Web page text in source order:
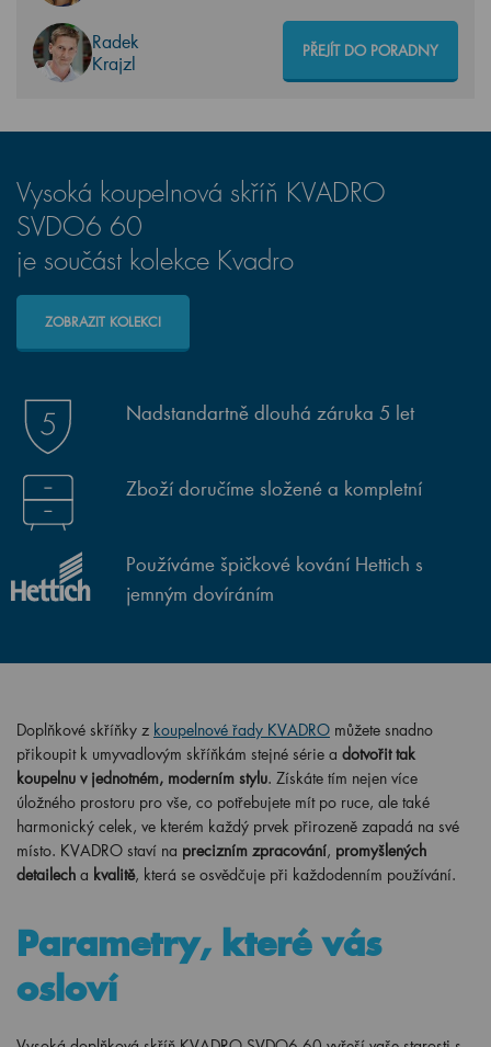
Radek
Krajzl
PŘEJÍT DO PORADNY
Vysoká koupelnová skříň KVADRO
SVDO6 60
je součást kolekce Kvadro
ZOBRAZIT KOLEKCI
Nadstandartně dlouhá záruka 5 let
Zboží doručíme složené a kompletní
Používáme špičkové kování Hettich s
jemným dovíráním
Doplňkové skříňky z koupelnové řady KVADRO můžete snadno
přikoupit k umyvadlovým skříňkám stejné série a dotvořit tak
koupelnu v jednotném, moderním stylu. Získáte tím nejen více
úložného prostoru pro vše, co potřebujete mít po ruce, ale také
harmonický celek, ve kterém každý prvek přirozeně zapadá na své
místo. KVADRO staví na precizním zpracování, promyšlených
detailech a kvalitě, která se osvědčuje při každodenním používání.
Parametry, které vás
osloví